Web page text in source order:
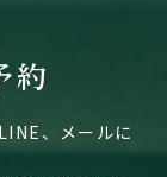
約
、メールに